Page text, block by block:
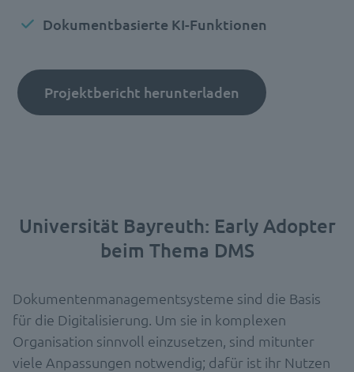
Dokumentbasierte KI-Funktionen
Projektbericht herunterladen
Universität Bayreuth: Early Adopter
beim Thema DMS
Dokumentenmanagementsysteme sind die Basis
für die Digitalisierung. Um sie in komplexen
Organisation sinnvoll einzusetzen, sind mitunter
viele Anpassungen notwendig; dafür ist ihr Nutzen